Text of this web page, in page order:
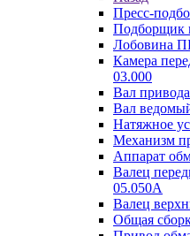
Пресс-
Подборщик
Лобовина
Камера
03.000
Вал
Вал
Натяжное
Механизм
Аппарат
Валец
05.050A
Валец
Общая